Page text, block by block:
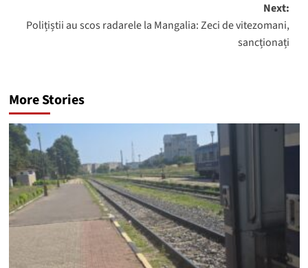
Next:
Polițiștii au scos radarele la Mangalia: Zeci de vitezomani,
sancționați
More Stories